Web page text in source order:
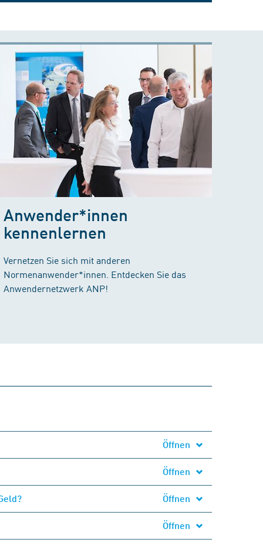
Anwender*innen
kennenlernen
Vernetzen Sie sich mit anderen
Normenanwender*innen. Entdecken Sie das
Anwendernetzwerk ANP!
Öffnen
Öffnen
Öffnen
Öffnen